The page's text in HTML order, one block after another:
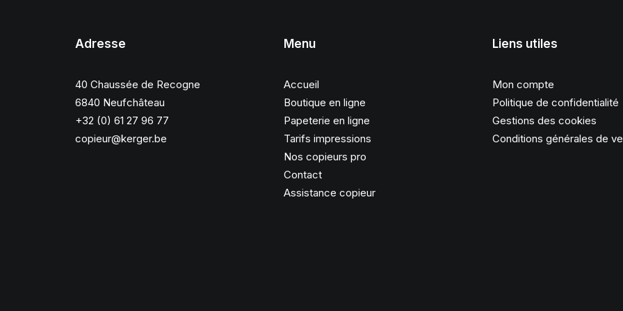
Adresse
40 Chaussée de Recogne
6840 Neufchâteau
+32 (0) 61 27 96 77
copieur@kerger.be
Menu
Accueil
Boutique en ligne
Papeterie en ligne
Tarifs impressions
Nos copieurs pro
Contact
Assistance copieur
Liens utiles
Mon compte
Politique de confidentialité
Gestions des cookies
Conditions générales de